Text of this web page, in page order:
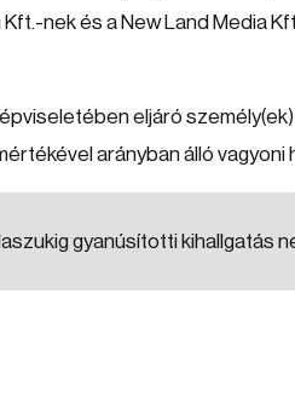
nek és a New Land Media
eljáró
arányban álló vagyoni
gyanúsítotti kihallgatás